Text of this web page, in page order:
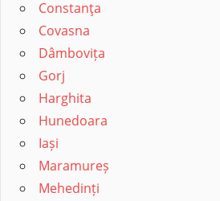
Constanţa
Covasna
Dâmbovița
Gorj
Harghita
Hunedoara
Iași
Maramureș
Mehedinți